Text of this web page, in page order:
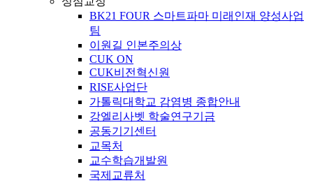
BK21 FOUR 스마트파마 미래인재 양성사업
팀
이원길 인본주의상
CUK ON
CUK비전혁신원
RISE사업단
가톨릭대학교 감염병 종합안내
강엘리사벳 학술연구기금
공동기기센터
교목처
교수학습개발원
국제교류처